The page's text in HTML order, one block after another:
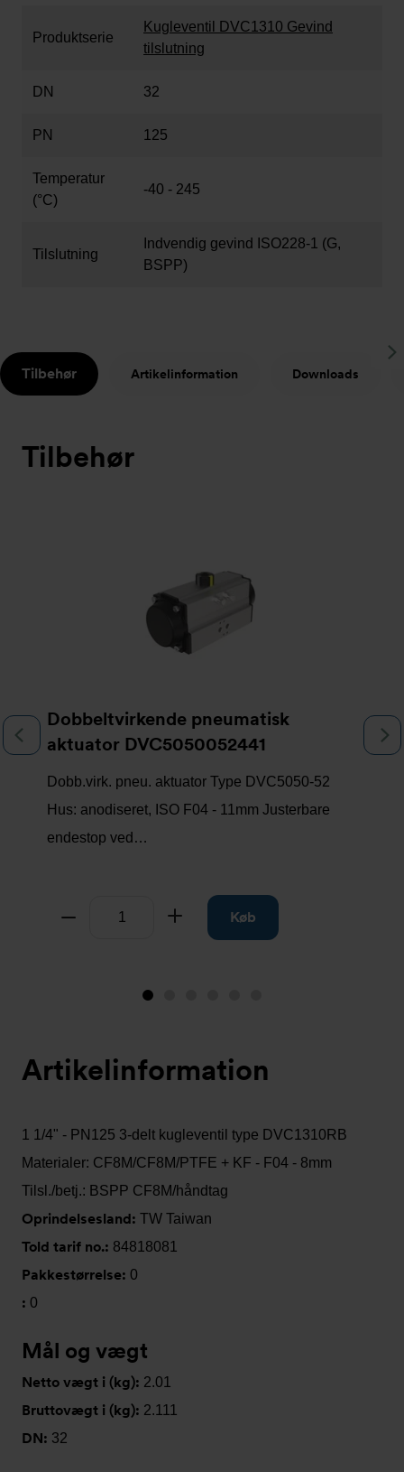
Produktserie
Kugleventil DVC1310 Gevind
tilslutning
DN 32
PN 125
Temperatur
(°C)
-40 - 245
Tilslutning
Indvendig gevind ISO228-1 (G,
BSPP)
Tilbehør Artikelinformation Downloads
Tilbehør
Dobbeltvirkende pneumatisk
aktuator DVC5050052441
Dobb.virk. pneu. aktuator Type DVC5050-52
Hus: anodiseret, ISO F04 - 11mm Justerbare
endestop ved…
Tag fra Køb
Previous
Image
showing)
Artikelinformation
1 1/4" - PN125 3-delt kugleventil type DVC1310RB
Materialer: CF8M/CF8M/PTFE + KF - F04 - 8mm
Tilsl./betj.: BSPP CF8M/håndtag
Oprindelsesland: TW Taiwan
Told tarif no.: 84818081
Pakkestørrelse: 0
: 0
Mål og vægt
Netto vægt i (kg): 2.01
Bruttovægt i (kg): 2.111
DN: 32